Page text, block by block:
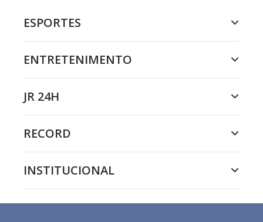
ESPORTES
ENTRETENIMENTO
JR 24H
RECORD
INSTITUCIONAL